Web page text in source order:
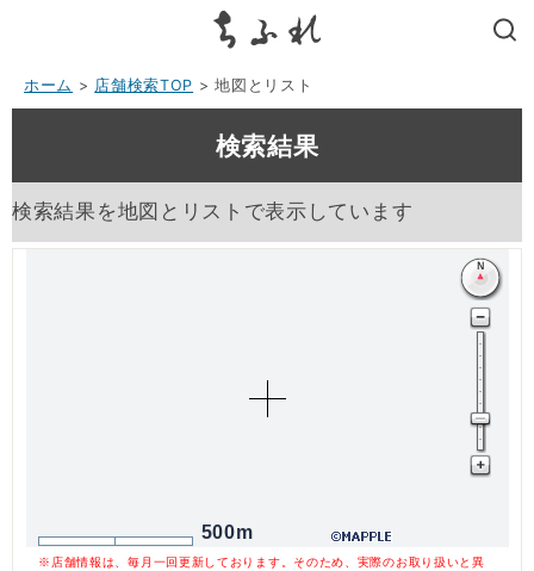
ホーム > 店舗検索TOP > 地図とリスト
検索結果
検索結果を地図とリストで表示しています
500m
※店舗情報は、毎月一回更新しております。そのため、実際のお取り扱いと異